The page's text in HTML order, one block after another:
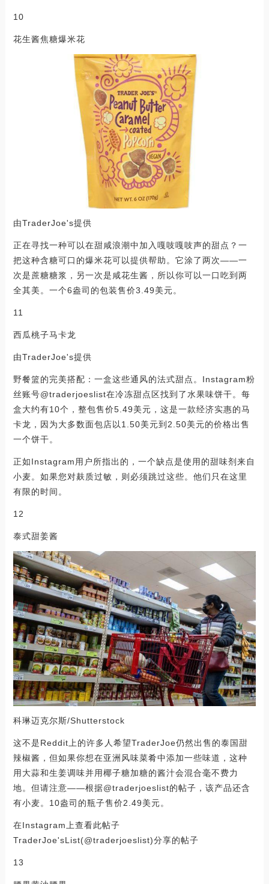
10
花生酱焦糖爆米花
由TraderJoe's提供
正在寻找一种可以在甜咸浪潮中加入嘎吱嘎吱声的甜点？一
把这种含糖可口的爆米花可以提供帮助。它涂了两次——一
次是蔗糖糖浆，另一次是咸花生酱，所以你可以一口吃到两
全其美。一个6盎司的包装售价3.49美元。
11
西瓜桃子马卡龙
由TraderJoe's提供
野餐篮的完美搭配：一盒这些通风的法式甜点。Instagram粉
丝账号@traderjoeslist在冷冻甜点区找到了水果味饼干。每
盒大约有10个，整包售价5.49美元，这是一款经济实惠的马
卡龙，因为大多数面包店以1.50美元到2.50美元的价格出售
一个饼干。
正如Instagram用户所指出的，一个缺点是使用的甜味剂来自
小麦。如果您对麸质过敏，则必须跳过这些。他们只在这里
有限的时间。
12
泰式甜姜酱
科琳迈克尔斯/Shutterstock
这不是Reddit上的许多人希望TraderJoe仍然出售的泰国甜
辣椒酱，但如果你想在亚洲风味菜肴中添加一些味道，这种
用大蒜和生姜调味并用椰子糖加糖的酱汁会混合毫不费力
地。但请注意——根据@traderjoeslist的帖子，该产品还含
有小麦。10盎司的瓶子售价2.49美元。
在Instagram上查看此帖子
TraderJoe'sList(@traderjoeslist)分享的帖子
13